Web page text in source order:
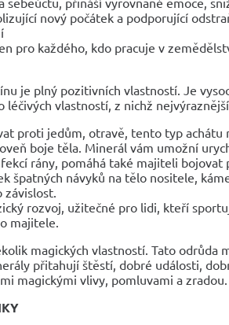
nový počátek a podporující
pro každého, kdo pracuje v
je plný pozitivních vlastností. Je
léčivých vlastností, z nichž
proti jedům, otravě, tento typ
boje těla. Minerál vám umožní
rány, pomáhá také majiteli bojovat
špatných návyků na tělo nositele,
rozvoj, užitečné pro lidi, kteří
majitele.
magických vlastností. Tato odrůda
přitahují štěstí, dobré události,
magickými vlivy, pomluvami a zradou.